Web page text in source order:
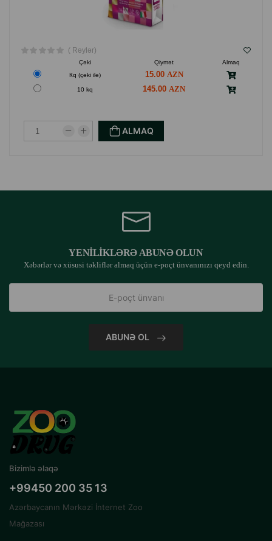
( Rəylər)
Çəki Qiymət
Almaq
Кq (çəki ilə)
15.00
10 kq 145.00
ALMAQ
YENILIKLƏRƏ ABUNƏ OLUN
Xəbərlər və xüsusi təkliflər almaq üçün e-poçt ünvanınızı qeyd edin.
ABUNƏ OL
Bizimlə əlaqə
+99450 200 35 13
Azərbaycanın Mərkəzi İnternet Zoo
Mağazası